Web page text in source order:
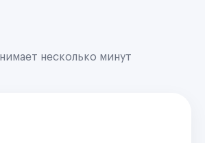
несколько минут